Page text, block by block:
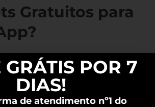
Gratuitos para
chatbots gratuitos que
pequenas empresas. No
oferecem
limitadas. O Chatfuel, por
GRÁTIS POR 7
DIAS!
de atendimento nº1 do